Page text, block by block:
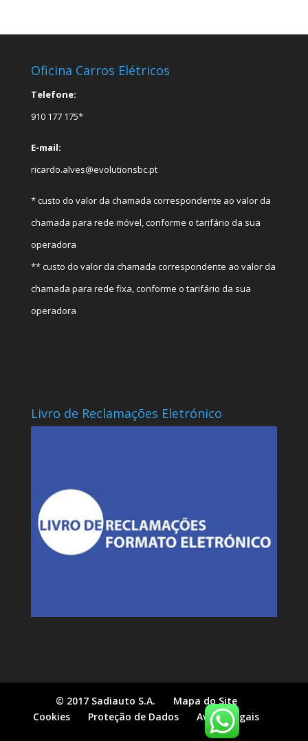
Oficina Carros Elétricos
Telefone:
910 177 175*
E-mail:
ricardo.alves@evolutionsbc.pt
* custo do valor da chamada correspondente ao valor da
chamada para rede móvel, conforme o tarifário da sua
operadora
** custo do valor da chamada correspondente ao valor da
chamada para rede fixa, conforme o tarifário da sua
operadora
Livro de Reclamações Eletrónico
© 2017 Sadiauto S.A.
Mapa do Site
Cookies
Proteção de Dados Avisos Legais